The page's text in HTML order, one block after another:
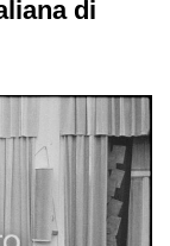
di